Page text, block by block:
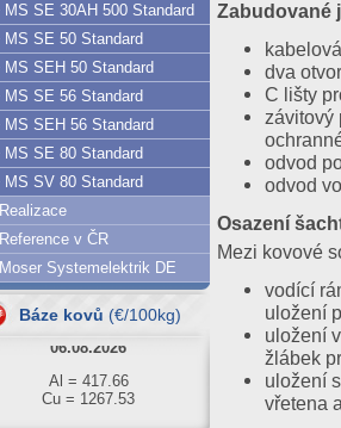
Zabudované
dva
C lišty
závitový
odvod
odvod
Osazení
Mezi kovové
vodící
uložení
uložení
žlábek
uložení
vřetena
MS SE 30AH 500 Standard
MS SE 50 Standard
MS SEH 50 Standard
MS SE 56 Standard
MS SEH 56 Standard
MS SE 80 Standard
MS SV 80 Standard
Realizace
Reference v ČR
Moser Systemelektrik DE
Báze kovů (€/100kg)
07.08.2026
Al = 420.61
Cu = 1293.63
06.08.2026
Al = 417.66
Cu = 1267.53
05.08.2026